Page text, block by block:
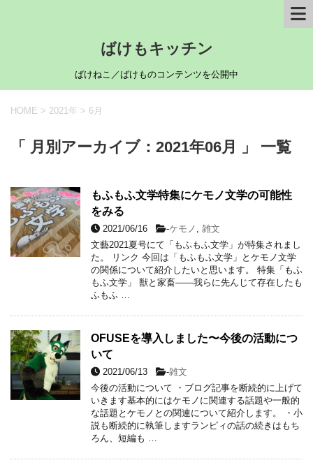
ばけもキッチン
ばけねこ／ばけものコンテンツを公開中
HOME > 2021年 > 6月
「 月別アーカイブ：2021年06月 」 一覧
もふもふ文学特集にケモノ文学の可能性
をみる
2021/06/16 -ケモノ
雑文
文藝2021夏号にて「もふもふ文学」が特集されまし
た。 リンク 今回は「もふもふ文学」とケモノ文学
の関係について紹介したいと思います。 特集「もふ
もふ文学」 獣と家畜――我らに先んじて存在したも
ふもふ …
OFUSEを導入しました〜今後の活動につ
いて
2021/06/13 -雑文
今後の活動について ・ブログ記事を断続的に上げて
いきます基本的にはケモノに関連する話題や一般的
な話題とケモノとの関連について紹介します。 ・小
説も断続的に執筆しますランピィの話の続きはもち
ろん、短編も …